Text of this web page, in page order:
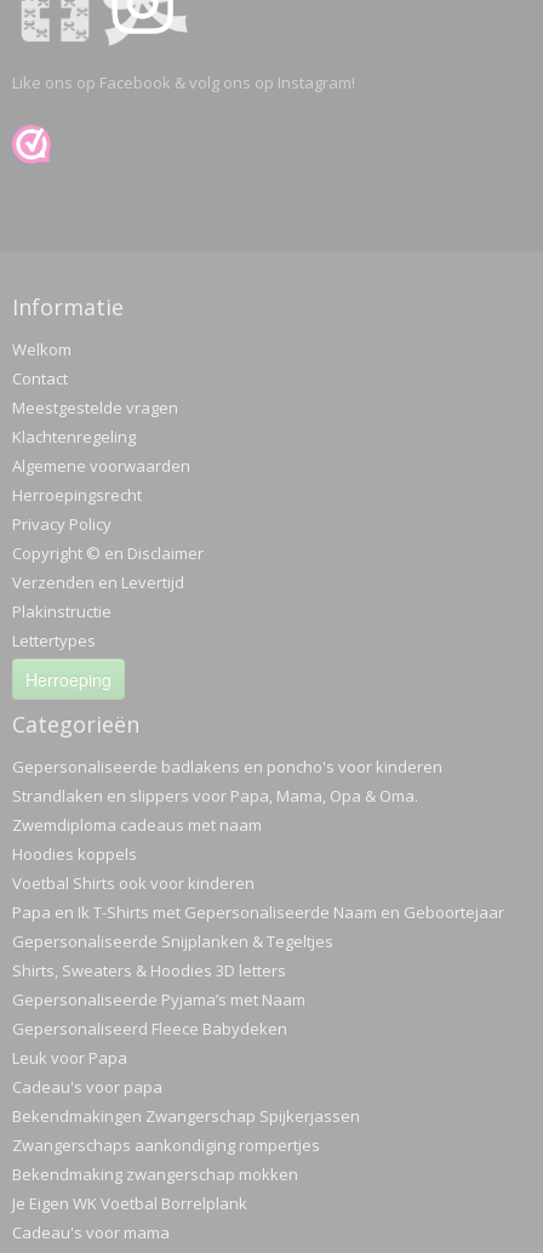
Like ons op Facebook & volg ons op Instagram!
Informatie
Welkom
Contact
Meestgestelde vragen
Klachtenregeling
Algemene voorwaarden
Herroepingsrecht
Privacy Policy
Copyright © en Disclaimer
Verzenden en Levertijd
Plakinstructie
Lettertypes
Herroeping
Categorieën
Gepersonaliseerde badlakens en poncho's voor kinderen
Strandlaken en slippers voor Papa, Mama, Opa & Oma.
Zwemdiploma cadeaus met naam
Hoodies koppels
Voetbal Shirts ook voor kinderen
Papa en Ik T-Shirts met Gepersonaliseerde Naam en Geboortejaar
Gepersonaliseerde Snijplanken & Tegeltjes
Shirts, Sweaters & Hoodies 3D letters
Gepersonaliseerde Pyjama’s met Naam
Gepersonaliseerd Fleece Babydeken
Leuk voor Papa
Cadeau's voor papa
Bekendmakingen Zwangerschap Spijkerjassen
Zwangerschaps aankondiging rompertjes
Bekendmaking zwangerschap mokken
Je Eigen WK Voetbal Borrelplank
Cadeau's voor mama